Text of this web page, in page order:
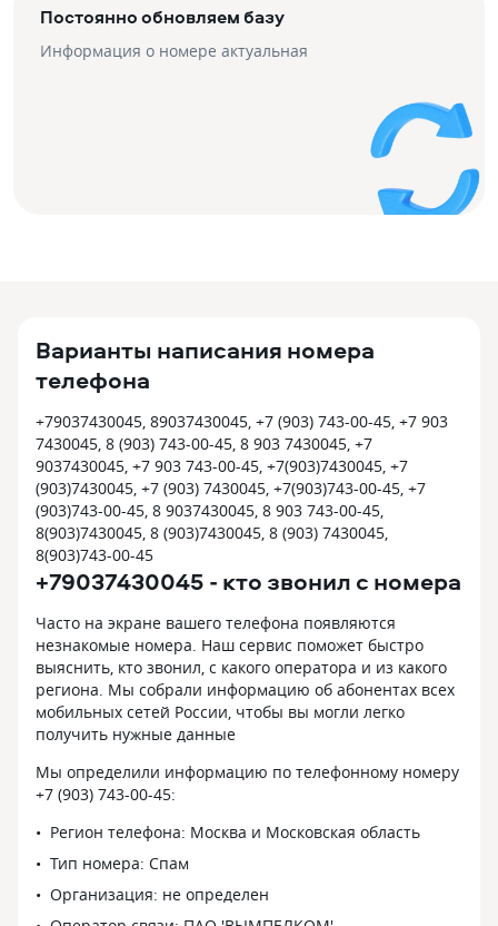
Постоянно обновляем базу
Информация о номере актуальная
Варианты написания номера
телефона
+79037430045, 89037430045, +7 (903) 743-00-45, +7 903
7430045, 8 (903) 743-00-45, 8 903 7430045, +7
9037430045, +7 903 743-00-45, +7(903)7430045, +7
(903)7430045, +7 (903) 7430045, +7(903)743-00-45, +7
(903)743-00-45, 8 9037430045, 8 903 743-00-45,
8(903)7430045, 8 (903)7430045, 8 (903) 7430045,
8(903)743-00-45
+79037430045 - кто звонил с номера
Часто на экране вашего телефона появляются
незнакомые номера. Наш сервис поможет быстро
выяснить, кто звонил, с какого оператора и из какого
региона. Мы собрали информацию об абонентах всех
мобильных сетей России, чтобы вы могли легко
получить нужные данные
Мы определили информацию по телефонному номеру
+7 (903) 743-00-45:
Регион телефона: Москва и Московская область
Тип номера: Спам
Организация: не определен